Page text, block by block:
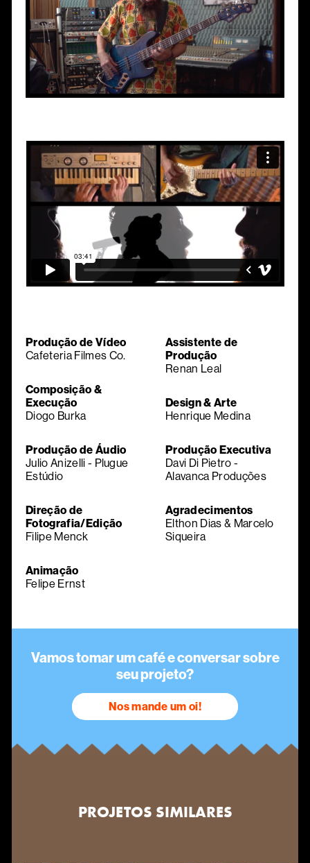
Produção de Vídeo
Cafeteria Filmes Co.
Composição &
Execução
Diogo Burka
Produção de Áudio
Julio Anizelli - Plugue
Estúdio
Direção de
Fotografia/Edição
Filipe Menck
Animação
Felipe Ernst
Assistente de
Produção
Renan Leal
Design & Arte
Henrique Medina
Produção Executiva
Davi Di Pietro -
Alavanca Produções
Agradecimentos
Elthon Dias & Marcelo
Siqueira
Vamos tomar um café e conversar sobre
seu projeto?
Nos mande um oi!
PROJETOS SIMILARES